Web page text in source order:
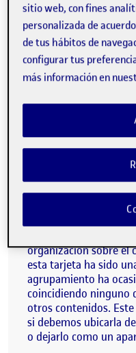
Agenda:“Calendario
“Compra de entradas”.
Sobre nosotros/La
fundación” y “Noticias”.
profesionales del
interesa” y “Mis
margen de esos
categorización de los
Las tarjetas que más
participantes fueron:
organización sobre el
esta tarjeta ha sido
agrupamiento ha
coincidiendo ninguno
otros contenidos.
si debemos ubicarla
o dejarlo como un
sitio web, con fines
personalizada de
de tus hábitos de
configurar tus
más información en